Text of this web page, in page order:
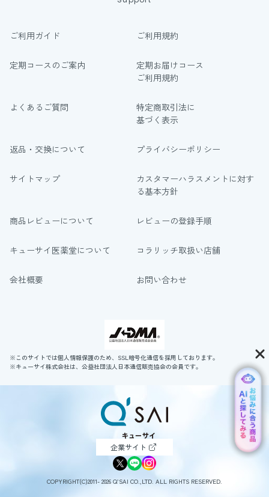
ご利用ガイド ご利用規約
定期コースのご案内
定期お届けコース
ご利用規約
よくあるご質問
特定商取引法に
基づく表示
返品・交換について プライバシーポリシー
サイトマップ
カスタマーハラスメントに対す
る基本方針
商品レビューについて レビューの登録手順
キューサイ医薬堂について コラリッチ取扱い店舗
会社概要 お問い合わせ
※このサイトでは個人情報保護のため、SSL暗号化通信を採用しております。
※キューサイ株式会社は、公益社団法人日本通信販売協会の会員です。
企業サイト
COPYRIGHT(C)2011- 2026 Q’SAI CO.,LTD. ALL RIGHTS RESERVED.